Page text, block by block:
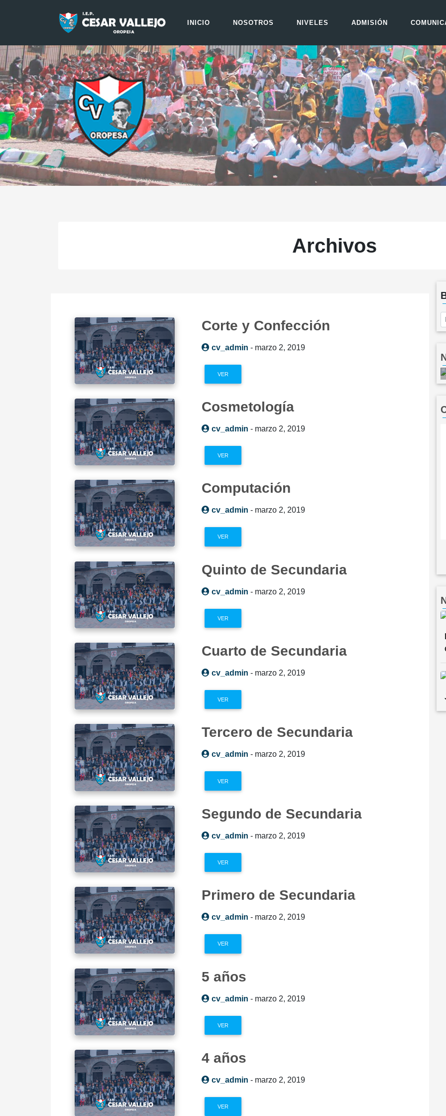
INICIO NOSOTROS NIVELES ADMISIÓN
Archivos
Corte y Confección
cv_admin - marzo 2, 2019
VER
Cosmetología
cv_admin - marzo 2, 2019
VER
Computación
cv_admin - marzo 2, 2019
VER
Quinto de Secundaria
cv_admin - marzo 2, 2019
VER
Cuarto de Secundaria
cv_admin - marzo 2, 2019
VER
Tercero de Secundaria
cv_admin - marzo 2, 2019
VER
Segundo de Secundaria
cv_admin - marzo 2, 2019
VER
Primero de Secundaria
cv_admin - marzo 2, 2019
VER
5 años
cv_admin - marzo 2, 2019
VER
4 años
cv_admin - marzo 2, 2019
VER